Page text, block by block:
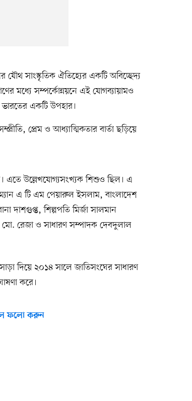
যৌথ সাংস্কৃতিক ঐতিহ্যের একটি অবিচ্ছেদ্য
মধ্যে সম্পর্কোন্নয়নে এই যোগব্যায়ামও
ভারতের একটি উপহার।
প্রেম ও আধ্যাত্মিকতার বার্তা ছড়িয়ে
এতে উল্লেখযোগ্যসংখ্যক শিশুও ছিল। এ
এ টি এম পেয়ারুল ইসলাম, বাংলাদেশ
দাশগুপ্ত, শিল্পপতি মির্জা সালমান
মো. রেজা ও সাধারণ সম্পাদক দেবদুলাল
দিয়ে ২০১৪ সালে জাতিসংঘের সাধারণ
করে।
ফলো করুন